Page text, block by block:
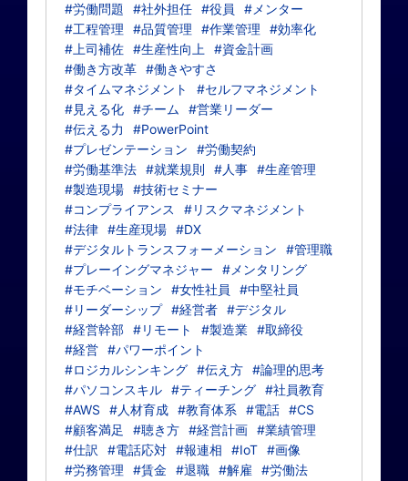
#労働問題
#社外担任 #役員
#メンター
#工程管理
#品質管理 #作業管理
#効率化
#上司補佐 #生産性向上
#資金計画
#働き方改革 #働きやすさ
#タイムマネジメント
#セルフマネジメント
#見える化 #チーム
#営業リーダー
#伝える力
#PowerPoint
#プレゼンテーション
#労働契約
#労働基準法 #就業規則 #人事 #生産管理
#製造現場 #技術セミナー
#コンプライアンス
#リスクマネジメント
#法律 #生産現場 #DX
#デジタルトランスフォーメーション
#管理職
#プレーイングマネジャー
#メンタリング
#モチベーション
#女性社員
#中堅社員
#リーダーシップ #経営者 #デジタル
#経営幹部 #リモート #製造業 #取締役
#経営 #パワーポイント
#ロジカルシンキング #伝え方 #論理的思考
#パソコンスキル #ティーチング #社員教育
#AWS
#人材育成 #教育体系 #電話 #CS
#顧客満足
#聴き方 #経営計画 #業績管理
#仕訳
#電話応対 #報連相 #IoT #画像
#労務管理
#賃金 #退職 #解雇
#労働法